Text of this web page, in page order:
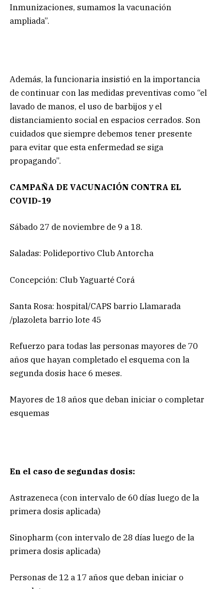
Inmunizaciones, sumamos la vacunación
ampliada”.
Además, la funcionaria insistió en la importancia
de continuar con las medidas preventivas como “el
lavado de manos, el uso de barbijos y el
distanciamiento social en espacios cerrados. Son
cuidados que siempre debemos tener presente
para evitar que esta enfermedad se siga
propagando”.
CAMPAÑA DE VACUNACIÓN CONTRA EL
COVID-19
Sábado 27 de noviembre de 9 a 18.
Saladas: Polideportivo Club Antorcha
Concepción: Club Yaguarté Corá
Santa Rosa: hospital/CAPS barrio Llamarada
/plazoleta barrio lote 45
Refuerzo para todas las personas mayores de 70
años que hayan completado el esquema con la
segunda dosis hace 6 meses.
Mayores de 18 años que deban iniciar o completar
esquemas
En el caso de segundas dosis:
Astrazeneca (con intervalo de 60 días luego de la
primera dosis aplicada)
Sinopharm (con intervalo de 28 días luego de la
primera dosis aplicada)
Personas de 12 a 17 años que deban iniciar o